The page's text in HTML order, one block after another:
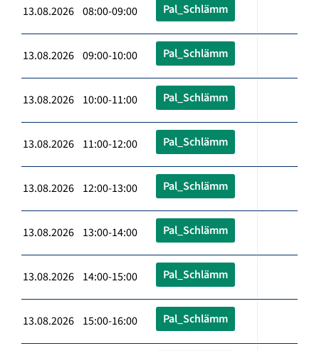
13.08.2026 08:00-09:00 Pal_Schlämm
13.08.2026 09:00-10:00 Pal_Schlämm
13.08.2026 10:00-11:00 Pal_Schlämm
13.08.2026 11:00-12:00 Pal_Schlämm
13.08.2026 12:00-13:00 Pal_Schlämm
13.08.2026 13:00-14:00 Pal_Schlämm
13.08.2026 14:00-15:00 Pal_Schlämm
13.08.2026 15:00-16:00 Pal_Schlämm